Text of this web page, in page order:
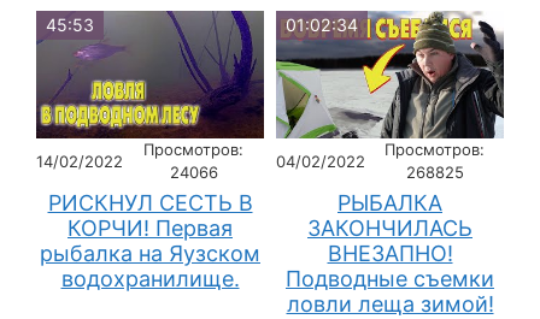
45:53
14/02/2022
Просмотров:
24066
РИСКНУЛ СЕСТЬ В
КОРЧИ! Первая
рыбалка на Яузском
водохранилище.
01:02:34
04/02/2022
Просмотров:
268825
РЫБАЛКА
ЗАКОНЧИЛАСЬ
ВНЕЗАПНО!
Подводные съемки
ловли леща зимой!